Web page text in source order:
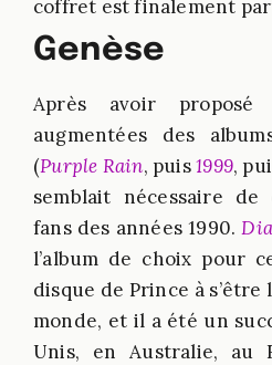
coffret est finalement
Genèse
Après avoir proposé
augmentées des
(Purple Rain, puis1999,
semblait nécessaire
fans des années 1990.
l’album de choix pour
disque de Prince à
monde, et il a été un
Unis, en Australie, au